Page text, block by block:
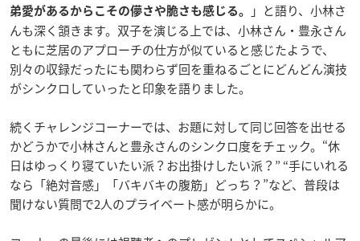
弟愛があるからこその儚さや脆さも感じる。
」と語り、小林さ
んも深く頷きます。双子を演じる上では、小林さん・豊永さん
ともに芝居のアプローチの仕方が似ていると感じたようで、
別々の収録だったにも関わらず回を重ねるごとにどんどん演技
がシンクロしていったと印象を語りました。
続くチャレンジコーナーでは、お題に対して同じ回答を出せる
かどうかで小林さんと豊永さんのシンクロ度をチェック。“休
日はゆっくり寝ていたい派？お出掛けしたい派？” “手にいれる
なら「絶対音感」「バキバキの腹筋」どっち？”など、普段は
聞けない質問で2人のプライベート感が明らかに。